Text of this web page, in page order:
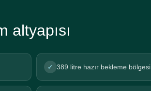
altyapısı
✓ 389 litre hazır bekleme bölgesi